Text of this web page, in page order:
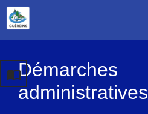
Démarches
administratives
import_contacts